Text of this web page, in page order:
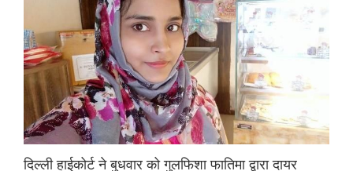
दिल्ली हाईकोर्ट ने बुधवार को गुलफिशा फातिमा द्वारा दायर